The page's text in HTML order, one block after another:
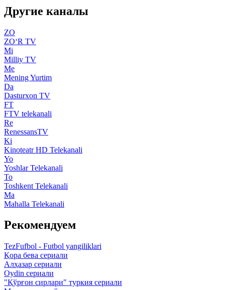
Другие каналы
ZO
ZO‘R TV
Mi
Milliy TV
Me
Mening Yurtim
Da
Dasturxon TV
FT
FTV telekanali
Re
RenessansTV
Ki
Kinoteatr HD Telekanali
Yo
Yoshlar Telekanali
To
Toshkent Telekanali
Ma
Mahalla Telekanali
Рекомендуем
TezFufbol - Futbol yangiliklari
Қора бева сериали
Алҳазар сериали
Oydin сериали
"Қўрғон сирлари" туркия сериали